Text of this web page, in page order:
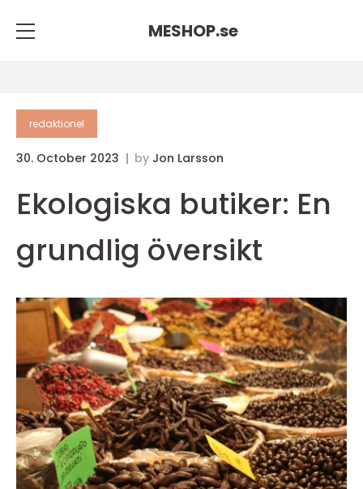
MESHOP.se
redaktionel
30. October 2023 by Jon Larsson
Ekologiska butiker: En
grundlig översikt